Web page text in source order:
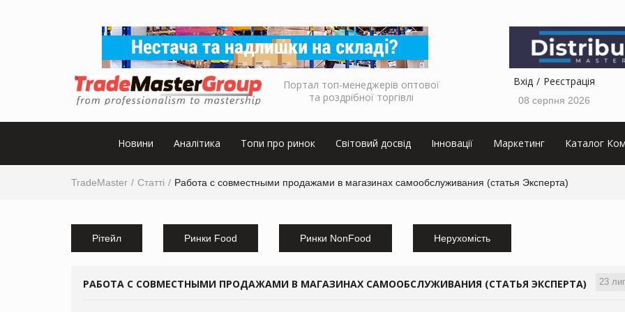
Портал топ-менеджерів оптової
та роздрібної торгівлі
Вхід Реєстрація
08 серпня 2026
Новини Аналітика Топи про ринок Світовий досвід Інновації Маркетинг Каталог
TradeMaster Статті Работа с совместными продажами в магазинах самообслуживания (статья Эксперта)
Рітейл Ринки Food Ринки NonFood Нерухомість
23
РАБОТА С СОВМЕСТНЫМИ ПРОДАЖАМИ В МАГАЗИНАХ САМООБСЛУЖИВАНИЯ (СТАТЬЯ ЭКСПЕРТА)